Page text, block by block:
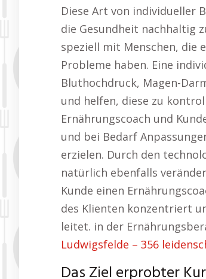
Diese Art von individueller
die Gesundheit nachhaltig
speziell mit Menschen, die
Probleme haben. Eine
Bluthochdruck, Magen-
und helfen, diese zu
Ernährungscoach und
und bei Bedarf
erzielen. Durch den
natürlich ebenfalls
Kunde einen
des Klienten konzentriert
leitet. in der
Ludwigsfelde – 356
Das Ziel erprobter